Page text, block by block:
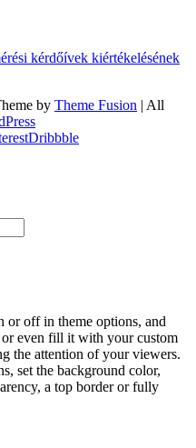
kérdőívek kiértékelésének
by Theme Fusion | All
Dribbble
or off in theme options, and
even fill it with your custom
the attention of your viewers.
set the background color,
a top border or fully